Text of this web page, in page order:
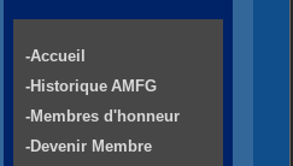
-Accueil
-Historique AMFG
-Membres d'honneur
-Devenir Membre